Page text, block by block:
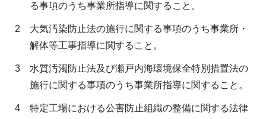
る事項のうち事業所指導に関すること。
2
大気汚染防止法の施行に関する事項のうち事業所・
解体等工事指導に関すること。
3
水質汚濁防止法及び瀬戸内海環境保全特別措置法の
施行に関する事項のうち事業所指導に関すること。
4
特定工場における公害防止組織の整備に関する法律